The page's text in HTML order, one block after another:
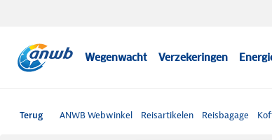
Wegenwacht Verzekeringen
Terug ANWB Webwinkel Reisartikelen Reisbagage